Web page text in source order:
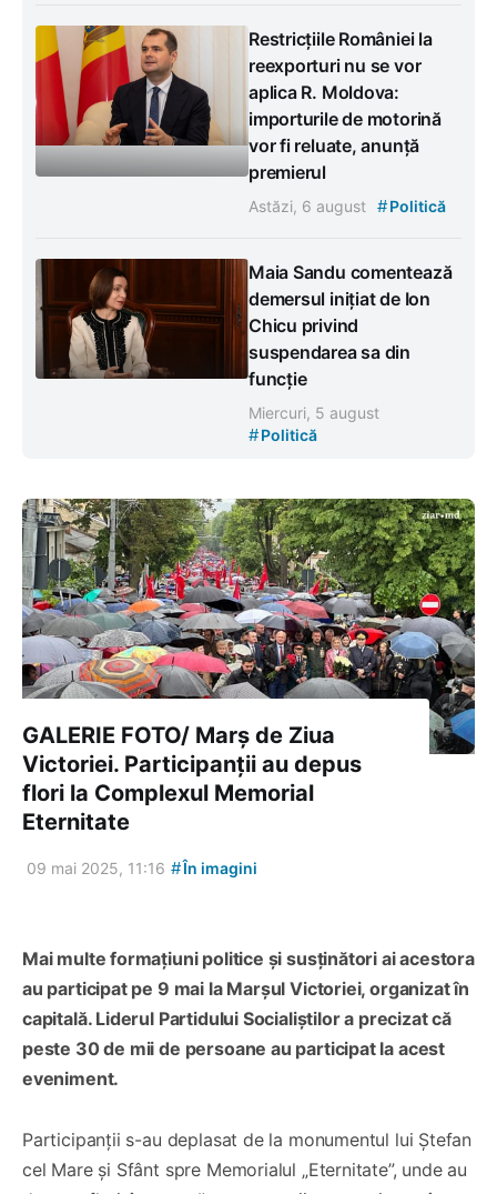
Restricțiile României la
reexporturi nu se vor
aplica R. Moldova:
importurile de motorină
vor fi reluate, anunță
premierul
Astăzi, 6 august #Politică
Maia Sandu comentează
demersul inițiat de Ion
Chicu privind
suspendarea sa din
funcție
Miercuri, 5 august
#Politică
GALERIE FOTO/ Marș de Ziua
Victoriei. Participanții au depus
flori la Complexul Memorial
Eternitate
09 mai 2025, 11:16 #În imagini
Mai multe formațiuni politice și susținători ai acestora
au participat pe 9 mai la Marșul Victoriei, organizat în
capitală. Liderul Partidului Socialiștilor a precizat că
peste 30 de mii de persoane au participat la acest
eveniment.
Participanții s-au deplasat de la monumentul lui Ștefan
cel Mare și Sfânt spre Memorialul „Eternitate”, unde au